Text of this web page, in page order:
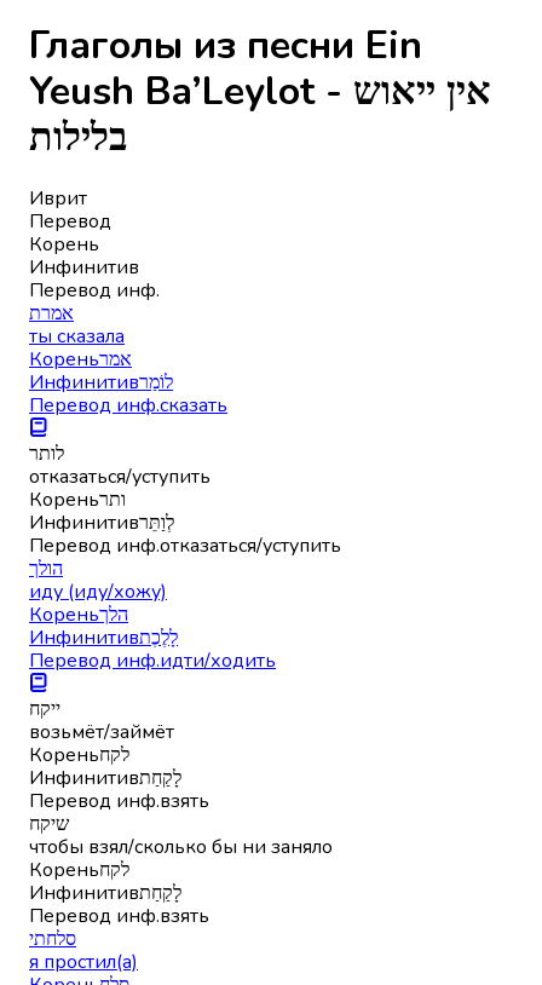
Глаголы из песни Ein
Yeush Ba’Leylot - אין ייאוש
בלילות
Иврит
Перевод
Корень
Инфинитив
Перевод инф.
אמרת
ты сказала
Кореньאמר
Инфинитивלוֹמַר
Перевод инф.сказать
לותר
отказаться/уступить
Кореньותר
Инфинитивלְוַתֵּר
Перевод инф.отказаться/уступить
הולך
иду (иду/хожу)
Кореньהלך
Инфинитивלָלֶכֶת
Перевод инф.идти/ходить
ייקח
возьмёт/займёт
Кореньלקח
Инфинитивלָקַחַת
Перевод инф.взять
שיקח
чтобы взял/сколько бы ни заняло
Кореньלקח
Инфинитивלָקַחַת
Перевод инф.взять
סלחתי
я простил(а)